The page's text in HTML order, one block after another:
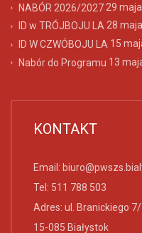
NABÓR 2026/2027 29
ID w TRÓJBOJU LA28
ID W CZWÓBOJU LA 15
Nabór do Programu 13
KONTAKT
Email:
Tel: 511 788 503
Adres: ul. Branickiego
15-085 Białystok